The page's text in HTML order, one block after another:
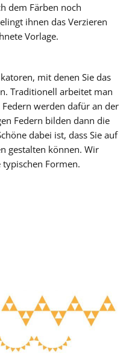
dem Färben noch
ihnen das Verzieren
Vorlage.
mit denen Sie das
Traditionell arbeitet man
werden dafür an der
Federn bilden dann die
dabei ist, dass Sie auf
gestalten können. Wir
Formen.